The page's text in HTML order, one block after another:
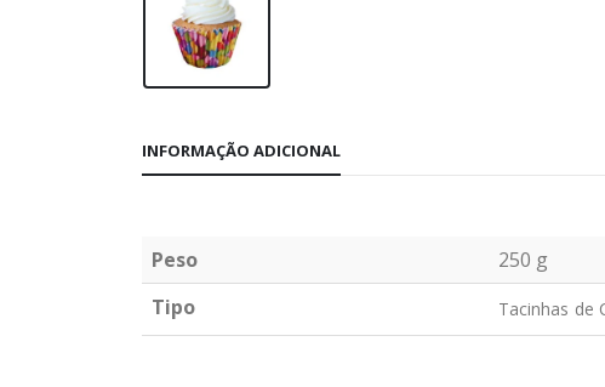
INFORMAÇÃO ADICIONAL
Peso
250 g
Tipo
Tacinhas de